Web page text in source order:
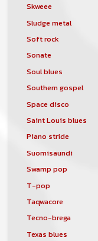
Skweee
Sludge metal
Soft rock
Sonate
Soul blues
Southern gospel
Space disco
Saint Louis blues
Piano stride
Suomisaundi
Swamp pop
T-pop
Taqwacore
Tecno-brega
Texas blues